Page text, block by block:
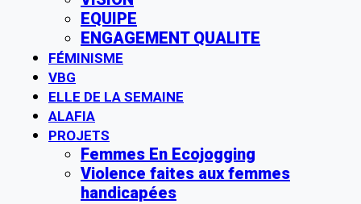
EQUIPE
ENGAGEMENT QUALITE
FÉMINISME
VBG
ELLE DE LA SEMAINE
ALAFIA
PROJETS
Femmes En Ecojogging
Violence faites aux femmes
handicapées